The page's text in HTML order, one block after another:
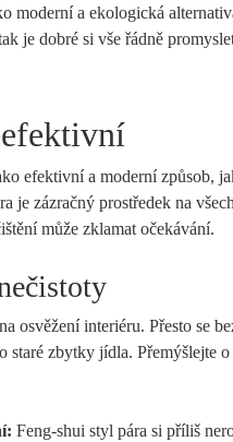
moderní a ekologická
je dobré si vše řádně
efektivní a moderní způsob,
je zázračný prostředek na
může zklamat očekávání.
osvěžení interiéru. Přesto se
zbytky jídla. Přemýšlejte
Feng-shui styl pára si příliš